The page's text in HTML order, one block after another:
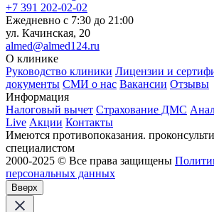
+7 391 202-02-02
Ежедневно c 7:30 до 21:00
ул. Качинская, 20
almed@almed124.ru
О клинике
Руководство клиники Лицензии и
документы СМИ о нас Вакансии Отзывы
Информация
Налоговый вычет Страхование ДМС
Live Акции Контакты
Имеются противопоказания.
специалистом
2000-2025 © Все права защищены
персональных данных
Вверх